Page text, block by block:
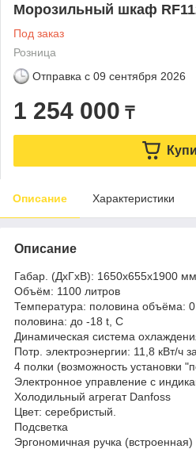
Морозильный шкаф
Под заказ
Розница
Отправка с 09 сентября 2026
1 254 000 ₸
Описание Характеристики
Описание
Габар. (ДхГхВ): 1650х655х1900 мм
Объём: 1100 литров
Температура: половина объёма:
половина: до -18 t, C
Динамическая система
Потр. электроэнергии: 11,8 кВт/ч
4 полки (возможность установки
Электронное управление с
Холодильный агрегат Danfoss
Цвет: серебристый.
Подсветка
Эргономичная ручка (встроенная)